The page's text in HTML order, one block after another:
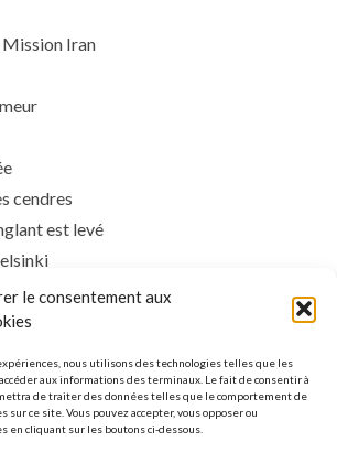
le consentement aux
nous utilisons des technologies telles que les
aux informations des terminaux. Le fait de consentir à
de traiter des données telles que le comportement de
sur ce site. Vous pouvez accepter, vous opposer ou
en cliquant sur les boutons ci-dessous.
Iran
cendres
est levé
de la nuit
le soleil et la lumière